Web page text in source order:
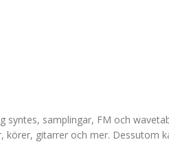
samplingar, FM och
körer, gitarrer och mer. Dessutom